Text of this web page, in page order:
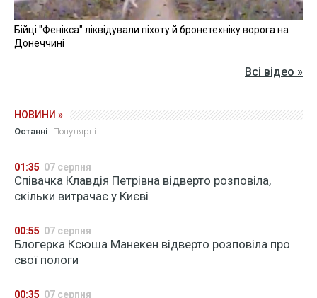
Бійці "Фенікса" ліквідували піхоту й бронетехніку ворога на
Донеччині
Всі відео »
НОВИНИ »
Останні Популярні
01:35 07 серпня
Співачка Клавдія Петрівна відверто розповіла,
скільки витрачає у Києві
00:55 07 серпня
Блогерка Ксюша Манекен відверто розповіла про
свої пологи
00:35 07 серпня